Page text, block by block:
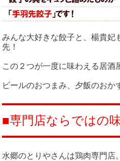
みんな大好きな餃子と、楊貴妃
先！
この２つが一度に味わえる居酒
ビールのおつまみ、夕飯のおか
■専門店ならではの味
水郷のとりやさんは鶏肉専門店。